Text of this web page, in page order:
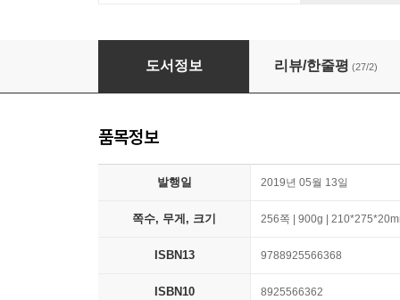
위 베어 베어스 초등 필수 영단어
도서정보 리뷰/한줄평 (27/2)
품목정보
발행일 2019년 05월 13일
쪽수, 무게, 크기 256쪽 | 900g |
ISBN13 9788925566368
ISBN10 8925566362